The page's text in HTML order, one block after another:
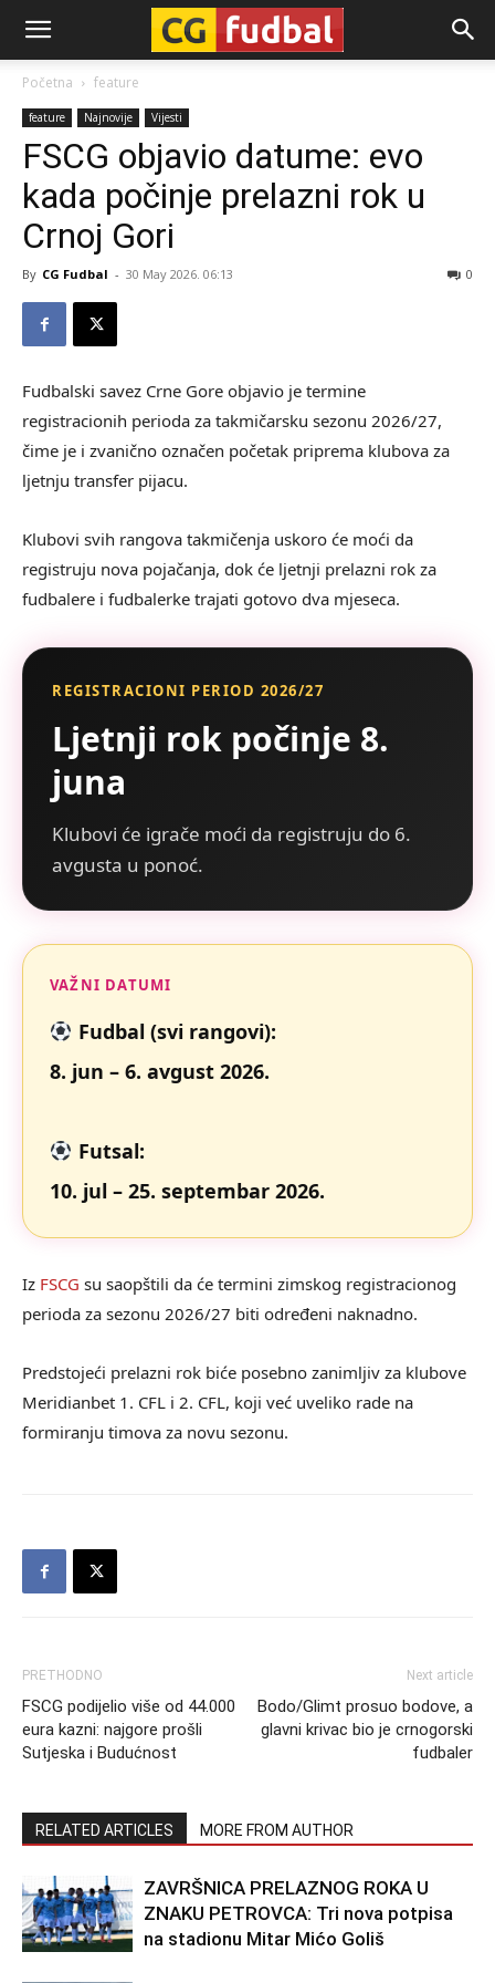
CG-
Fudbal
Početna feature
feature Najnovije Vijesti
FSCG objavio datume: evo
kada počinje prelazni rok u
Crnoj Gori
By CG Fudbal - 30 May 2026. 06:13 0
Fudbalski savez Crne Gore objavio je termine
registracionih perioda za takmičarsku sezonu 2026/27,
čime je i zvanično označen početak priprema klubova za
ljetnju transfer pijacu.
Klubovi svih rangova takmičenja uskoro će moći da
registruju nova pojačanja, dok će ljetnji prelazni rok za
fudbalere i fudbalerke trajati gotovo dva mjeseca.
REGISTRACIONI PERIOD 2026/27
Ljetnji rok počinje 8.
juna
Klubovi će igrače moći da registruju do 6.
avgusta u ponoć.
VAŽNI DATUMI
Fudbal (svi rangovi):
8. jun – 6. avgust 2026.
Futsal:
10. jul – 25. septembar 2026.
Iz FSCG su saopštili da će termini zimskog registracionog
perioda za sezonu 2026/27 biti određeni naknadno.
Predstojeći prelazni rok biće posebno zanimljiv za klubove
Meridianbet 1. CFL i 2. CFL, koji već uveliko rade na
formiranju timova za novu sezonu.
PRETHODNO
FSCG podijelio više od 44.000
eura kazni: najgore prošli
Sutjeska i Budućnost
Next article
Bodo/Glimt prosuo bodove, a
glavni krivac bio je crnogorski
fudbaler
RELATED ARTICLES MORE FROM AUTHOR
ZAVRŠNICA PRELAZNOG ROKA U
ZNAKU PETROVCA: Tri nova potpisa
na stadionu Mitar Mićo Goliš